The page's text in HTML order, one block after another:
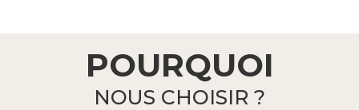
POURQUOI
NOUS CHOISIR ?